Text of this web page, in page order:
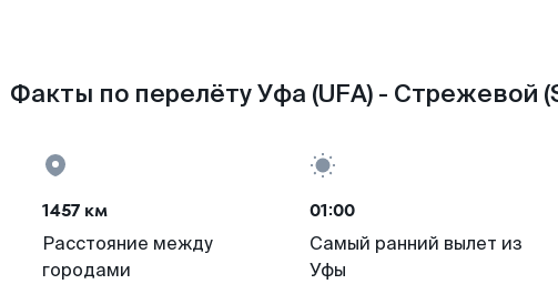
Факты по перелёту Уфа (UFA) - Стрежевой
1457 км
Расстояние между
городами
01:00
Самый ранний вылет из
Уфы